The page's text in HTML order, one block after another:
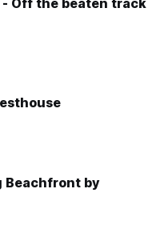
- Off the beaten track
Beachfront by